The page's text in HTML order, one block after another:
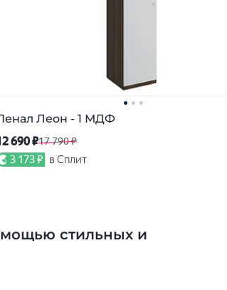
Леон - 1 МДФ
690 ₽17 790 ₽
3 173 ₽ в Сплит
стильных и